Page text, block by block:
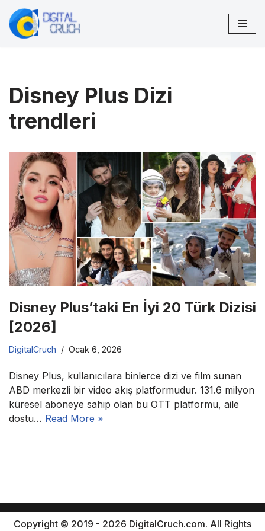
İçeriğe
Disney Plus Dizi
trendleri
Disney Plus’taki En İyi 20 Türk Dizisi
[2026]
DigitalCruch Ocak 6, 2026
Disney Plus, kullanıcılara binlerce dizi ve film sunan
ABD merkezli bir video akış platformudur. 131.6 milyon
küresel aboneye sahip olan bu OTT platformu, aile
dostu… Read More »
Copyright © 2019 - 2026 DigitalCruch.com. All Rights